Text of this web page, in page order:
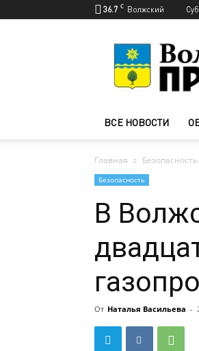
36.7 C Волжский
ВСЕ НОВОСТИ
Главная Безопасность
Безопасность
В
От Наталья Васильева -